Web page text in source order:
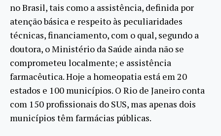
no Brasil, tais como a assistência, definida por
atenção básica e respeito às peculiaridades
técnicas, financiamento, com o qual, segundo a
doutora, o Ministério da Saúde ainda não se
comprometeu localmente; e assistência
farmacêutica. Hoje a homeopatia está em 20
estados e 100 municípios. O Rio de Janeiro conta
com 150 profissionais do SUS, mas apenas dois
municípios têm farmácias públicas.